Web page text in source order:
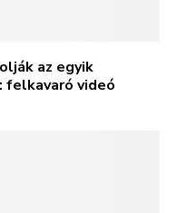
az egyik
felkavaró videó